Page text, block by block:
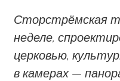
Сторстрёмская
неделе,
церковью,
в камерах —